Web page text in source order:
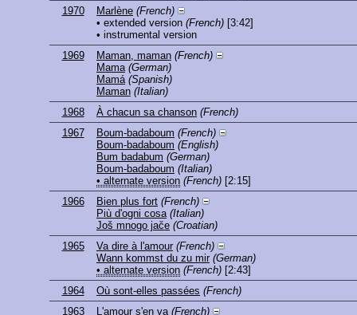
1970
Marlène (French)
• extended version (French) [3:42]
• instrumental version
1969
Maman, maman (French)
Mama (German)
Mamá (Spanish)
Maman (Italian)
1968
À chacun sa chanson (French)
1967
Boum-badaboum (French)
Boum-badaboum (English)
Bum badabum (German)
Boum-badaboum (Italian)
• alternate version (French) [2:15]
1966
Bien plus fort (French)
Più d'ogni cosa (Italian)
Još mnogo jače (Croatian)
1965
Va dire à l'amour (French)
Wann kommst du zu mir (German)
• alternate version (French) [2:43]
1964
Où sont-elles passées (French)
1963
L'amour s'en va (French)